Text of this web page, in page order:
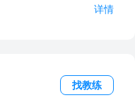
详情
找教练